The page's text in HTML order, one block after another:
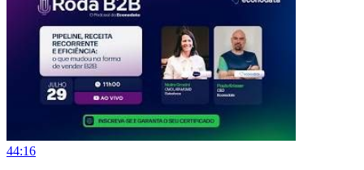
44:16